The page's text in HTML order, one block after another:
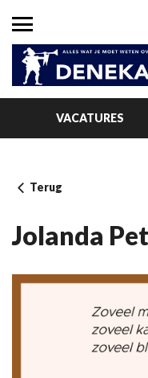
VACATURES
Terug
Jolanda